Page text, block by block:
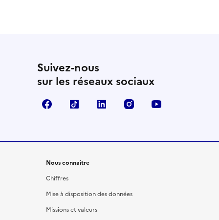
Suivez-nous
sur les réseaux sociaux
FacebookTikTok LinkedIn Instagram
Nous connaître
Chiffres
Mise à disposition des données
Missions et valeurs